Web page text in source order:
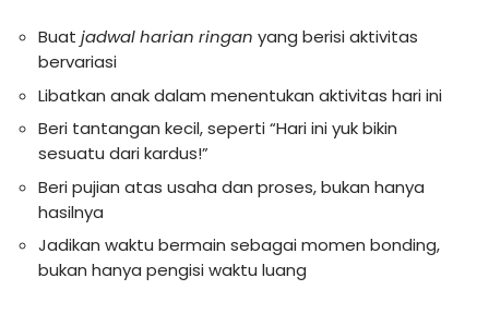
Buat jadwal harian ringan yang berisi aktivitas
bervariasi
Libatkan anak dalam menentukan aktivitas hari ini
Beri tantangan kecil, seperti “Hari ini yuk bikin
sesuatu dari kardus!”
Beri pujian atas usaha dan proses, bukan hanya
hasilnya
Jadikan waktu bermain sebagai momen bonding,
bukan hanya pengisi waktu luang